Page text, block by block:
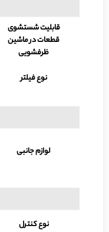
قابلیت شستشوی
قطعات در ماشین
ظرفشویی
نوع فیلتر
لوازم جانبی
نوع کنترل